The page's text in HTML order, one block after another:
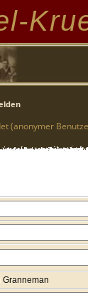
(anonymer
Granneman